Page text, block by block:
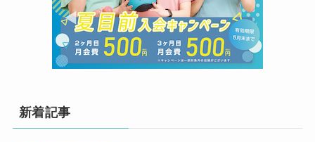
新着記事